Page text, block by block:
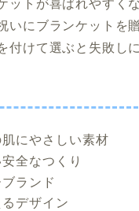
ットが喜ばれやすく
いにブランケットを
付けて選ぶと失敗し
にやさしい素材
全なつくり
ランド
デザイン